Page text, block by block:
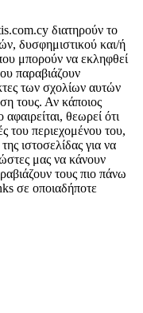
διατηρούν το
δυσφημιστικού και/ή
μπορούν να εκληφθεί
παραβιάζουν
των σχολίων αυτών
τους. Αν κάποιος
θεωρεί ότι
του περιεχομένου του,
ιστοσελίδας για να
μας να κάνουν
τους πιο πάνω
σε οποιαδήποτε